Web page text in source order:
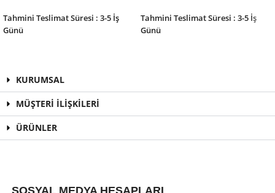
Tahmini Teslimat Süresi : 3-5 İş
Günü
Tahmini Teslimat Süresi : 3-5 İş
Günü
KURUMSAL
MÜŞTERİ İLİŞKİLERİ
ÜRÜNLER
SOSYAL MEDYA HESAPLARI